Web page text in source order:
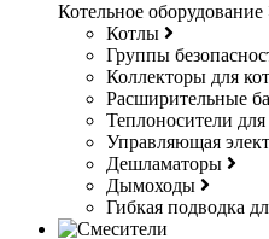
Котельное оборудование
Котлы
Группы
Коллекторы для
Расширительные
Теплоносители
Управляющая
Дешламаторы
Дымоходы
Гибкая подводка